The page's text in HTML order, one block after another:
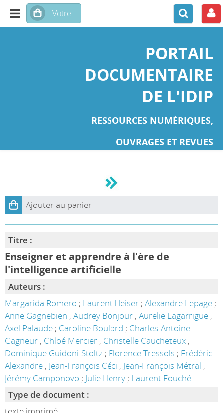
PORTAIL
DOCUMENTAIRE
DE L'IDIP
RESSOURCES NUMÉRIQUES,
OUVRAGES ET REVUES
Ajouter au panier
Titre :
Enseigner et apprendre à l'ère de
l'intelligence artificielle
Auteurs :
Margarida Romero ; Laurent Heiser; Alexandre Lepage;
Anne Gagnebien ; Audrey Bonjour; Aurelie Lagarrigue;
Axel Palaude; Caroline Boulord ; Charles-Antoine
Gagneur; Chloé Mercier; Christelle Caucheteux;
Dominique Guidoni-Stoltz; Florence Tressols ; Frédéric
Alexandre; Jean-François Céci ; Jean-François Métral ;
Jérémy Camponovo ; Julie Henry; Laurent Fouché
Type de document :